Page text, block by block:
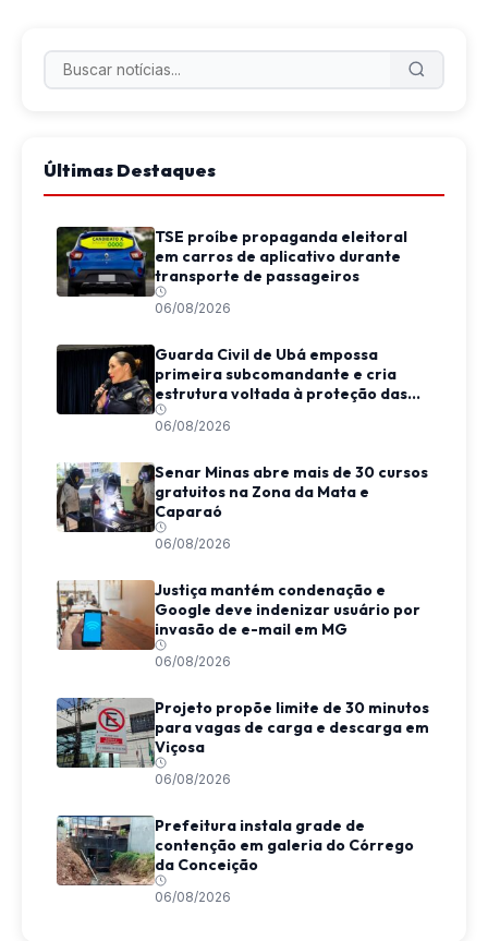
Últimas Destaques
TSE proíbe propaganda eleitoral
em carros de aplicativo durante
transporte de passageiros
06/08/2026
Guarda Civil de Ubá empossa
primeira subcomandante e cria
estrutura voltada à proteção das
mulheres
06/08/2026
Senar Minas abre mais de 30 cursos
gratuitos na Zona da Mata e
Caparaó
06/08/2026
Justiça mantém condenação e
Google deve indenizar usuário por
invasão de e-mail em MG
06/08/2026
Projeto propõe limite de 30 minutos
para vagas de carga e descarga em
Viçosa
06/08/2026
Prefeitura instala grade de
contenção em galeria do Córrego
da Conceição
06/08/2026